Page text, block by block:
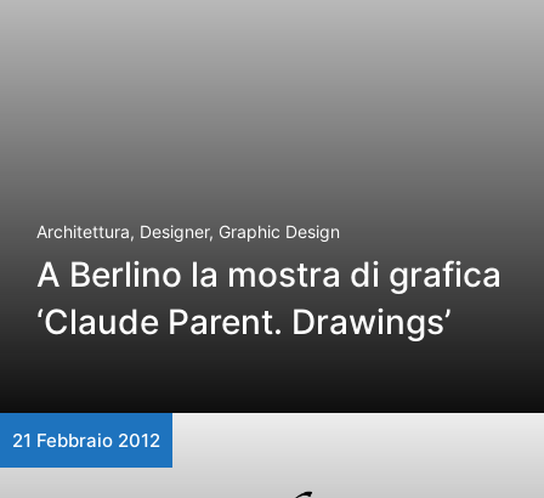
Architettura, Designer, Graphic Design
A Berlino la mostra di grafica
‘Claude Parent. Drawings’
21 Febbraio 2012